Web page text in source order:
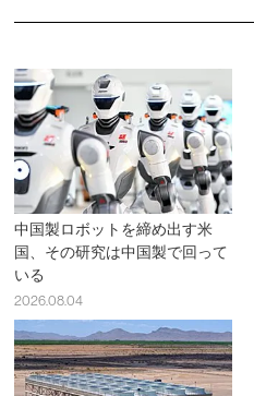
中国製ロボットを締め出す米
国、その研究は中国製で回って
いる
2026.08.04